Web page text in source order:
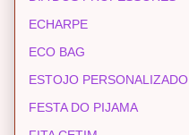
ECHARPE
ECO BAG
ESTOJO PERSONALIZADO
FESTA DO PIJAMA